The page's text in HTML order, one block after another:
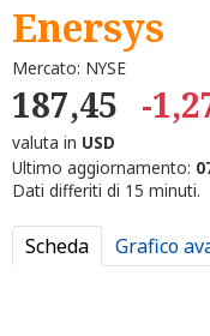
Enersys
Mercato: NYSE
187,45 -
valuta in USD
Ultimo aggiornamento:
Dati differiti di 15 minuti.
Scheda Grafico